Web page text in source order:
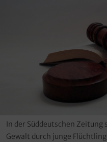
In der Süddeutschen
Gewalt durch junge